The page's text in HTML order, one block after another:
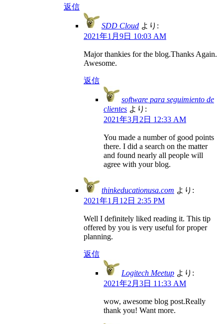
返信
SDD Cloud より:
2021年1月9日 10:03 AM
Major thankies for the blog.Thanks Again.
Awesome.
返信
software para seguimiento de
clientes より:
2021年3月2日 12:33 AM
You made a number of good points
there. I did a search on the matter
and found nearly all people will
agree with your blog.
thinkeducationusa.com より:
2021年1月12日 2:35 PM
Well I definitely liked reading it. This tip
offered by you is very useful for proper
planning.
返信
Logitech Meetup より:
2021年2月3日 11:33 AM
wow, awesome blog post.Really
thank you! Want more.